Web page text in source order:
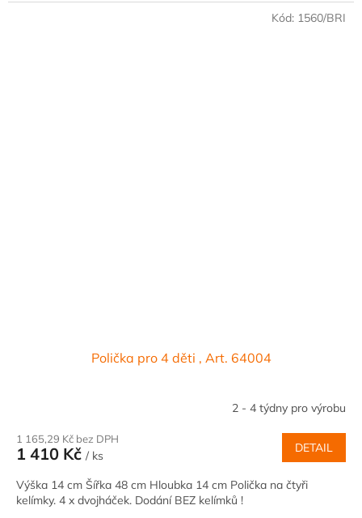
Polička pro 4 děti , Art. 64004
2 - 4 týdny pro výrobu
1 165,29 Kč bez DPH
1 410 Kč / ks
DETAIL
Výška 14 cm Šířka 48 cm Hloubka 14 cm Polička na čtyři
kelímky. 4 x dvojháček. Dodání BEZ kelímků !
Kód: 1560/BRI